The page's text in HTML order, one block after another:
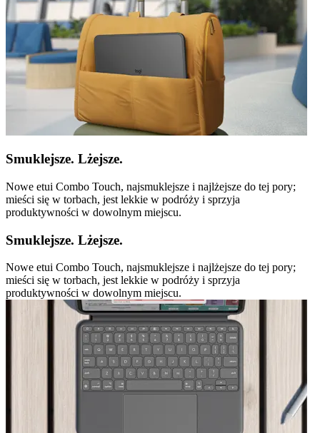
Smuklejsze. Lżejsze.
Nowe etui Combo Touch, najsmuklejsze i najlżejsze do tej pory;
mieści się w torbach, jest lekkie w podróży i sprzyja
produktywności w dowolnym miejscu.
Smuklejsze. Lżejsze.
Nowe etui Combo Touch, najsmuklejsze i najlżejsze do tej pory;
mieści się w torbach, jest lekkie w podróży i sprzyja
produktywności w dowolnym miejscu.